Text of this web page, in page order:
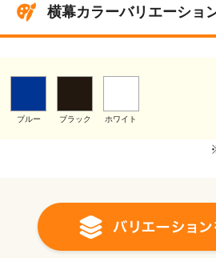
横幕カラーバリエーショ
ブルー ブラック ホワイト